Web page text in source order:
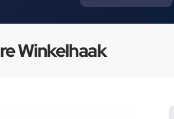
Winkelhaak